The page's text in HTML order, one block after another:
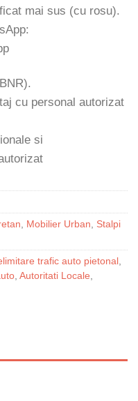
mai sus (cu rosu).
cu personal autorizat
Mobilier Urban
Stalpi
trafic auto pietonal
Autoritati Locale